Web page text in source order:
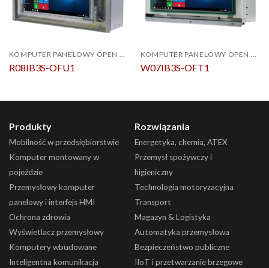
KOMPUTER PANELOWY OPEN FRAME
R08IB3S-OFU1
KOMPUTER PANELOWY OPEN FRAME
W07IB3S-OFT1
Produkty
Mobilność w przedsiębiorstwie
Komputer montowany w
pojeździe
Przemysłowy komputer
panelowy i interfejs HMI
Ochrona zdrowia
Wyświetlacz przemysłowy
Komputery wbudowane
Inteligentna komunikacja
Rozwiązania
Energetyka, chemia, ATEX
Przemysł spożywczy i
higieniczny
Technologia motoryzacyjna
Transport
Magazyn & Logistyka
Automatyka przemysłowa
Bezpieczeństwo publiczne
IIoT i przetwarzanie brzegowe